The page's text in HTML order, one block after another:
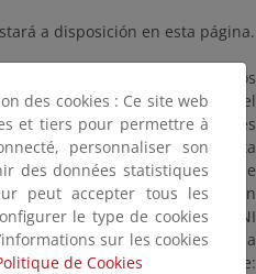
a disposición en esta página.
se presentarán según los
39/2015, de 1 de octubre, del
de las Administraciones
de Costas del País Vasco, sita
Planta, 48001 Bilbao (código de
la/s referencia/s que aparecen
si dispone de certificado o DNI
uso del Registro General en la
siguiente:
des cookies : Ce site web
et tiers pour permettre à
personnaliser son
des données statistiques
peut accepter tous les
le type de cookies
sur les cookies
de Cookies